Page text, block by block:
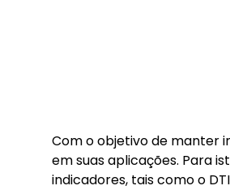
Com o objetivo de manter
em suas aplicações. Para
indicadores, tais como o